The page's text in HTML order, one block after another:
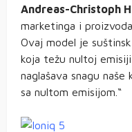
Andreas-Christoph
marketinga i
Ovaj model je
koja težu nultoj
naglašava snagu
sa nultom emisijom.“